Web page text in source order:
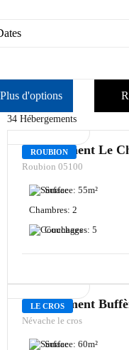
Plus d'options
34 Hébergements
ROUBION
LOCATION
Appartement Le
Roubion 05100
Surface: 55m²
Chambres: 2
Couchages: 5
LE CROS
LOCATION
Appartement
Névache le cros
Surface: 60m²